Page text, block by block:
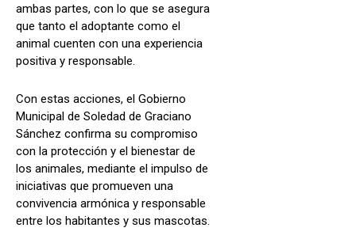
ambas partes, con lo que se asegura
que tanto el adoptante como el
animal cuenten con una experiencia
positiva y responsable.
Con estas acciones, el Gobierno
Municipal de Soledad de Graciano
Sánchez confirma su compromiso
con la protección y el bienestar de
los animales, mediante el impulso de
iniciativas que promueven una
convivencia armónica y responsable
entre los habitantes y sus mascotas.